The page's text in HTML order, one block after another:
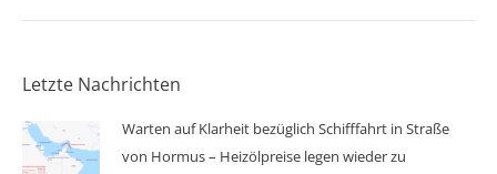
Letzte Nachrichten
Warten auf Klarheit bezüglich Schifffahrt in Straße
von Hormus – Heizölpreise legen wieder zu